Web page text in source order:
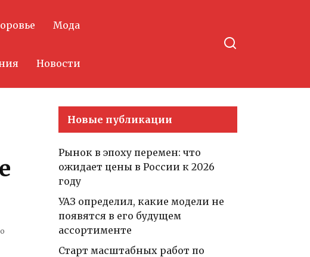
Мода
Новости
Новые публикации
Рынок в эпоху перемен: что
ожидает цены в России к 2026
году
УАЗ определил, какие модели не
появятся в его будущем
ассортименте
Старт масштабных работ по